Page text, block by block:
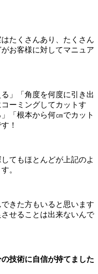
たくさんあり、たくさん
お客様に対してマニュア
」「角度を何度に引き出
ーミングしてカットす
「根本から何㎝でカット
！
てもほとんどが上記のよ
。
きた方もいると思います
せることは出来ないんで
技術に自信が持てました